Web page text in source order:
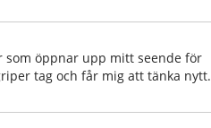
som öppnar upp mitt seende för
tag och får mig att tänka nytt.